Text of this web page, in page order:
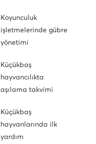
Koyunculuk
işletmelerinde gübre
yönetimi
Küçükbaş
hayvancılıkta
aşılama takvimi
Küçükbaş
hayvanlarında ilk
yardım